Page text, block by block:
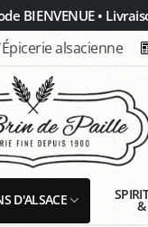
BIENVENUE •
alsacienne
D'ALSACE &